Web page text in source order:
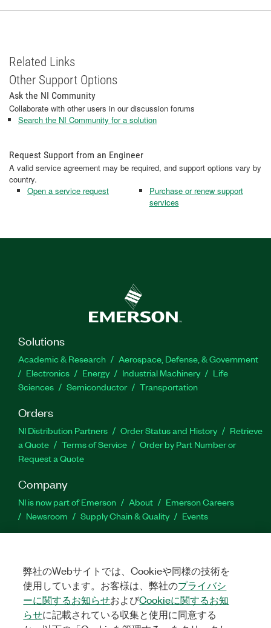
Related Links
Other Support Options
Ask the NI Community
Collaborate with other users in our discussion forums
Search the NI Community for a solution
Request Support from an Engineer
A valid service agreement may be required, and support options vary by
country.
Open a service request
Purchase or renew support
services
Solutions
Academic & Research
Aerospace, Defense, & Government
Electronics
Energy Industrial Machinery
Life
Sciences
Semiconductor Transportation
Orders
NI Distribution Partners Order Status and History
Retrieve
a Quote
Terms of Service
Order by Part Number or
Request a Quote
Company
NI is now part of Emerson About
Emerson Careers
Newsroom
Supply Chain & Quality Events
Activate a Product
Submit a Service Request
Site
Feedback
Facebook
TwitterLinkedIn
弊社のWebサイトでは、Cookieや同様の技術を
使用しています。お客様は、弊社のプライバシ
ーに関するお知らせおよびCookieに関するお知
らせに記載されている収集と使用に同意する